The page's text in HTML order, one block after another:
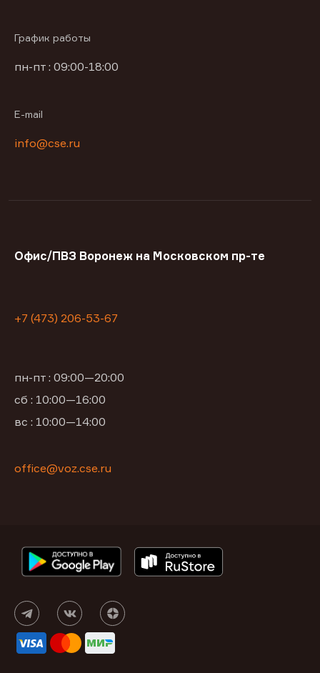
График работы
пн-пт : 09:00-18:00
E-mail
info@cse.ru
Офис/ПВЗ Воронеж на Московском пр-те
+7 (473) 206-53-67
пн-пт : 09:00—20:00
сб : 10:00—16:00
вс : 10:00—14:00
office@voz.cse.ru